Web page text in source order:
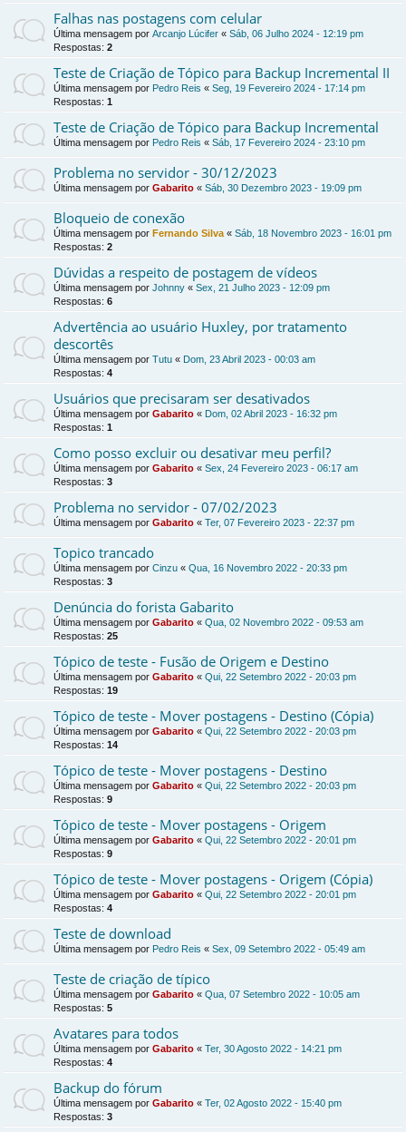
Falhas nas postagens com celular
Última mensagem por Arcanjo Lúcifer « Sáb, 06 Julho 2024 - 12:19 pm
Respostas: 2
Teste de Criação de Tópico para Backup Incremental II
Última mensagem por Pedro Reis « Seg, 19 Fevereiro 2024 - 17:14 pm
Respostas: 1
Teste de Criação de Tópico para Backup Incremental
Última mensagem por Pedro Reis « Sáb, 17 Fevereiro 2024 - 23:10 pm
Problema no servidor - 30/12/2023
Última mensagem por Gabarito « Sáb, 30 Dezembro 2023 - 19:09 pm
Bloqueio de conexão
Última mensagem por Fernando Silva« Sáb, 18 Novembro 2023 - 16:01 pm
Respostas: 2
Dúvidas a respeito de postagem de vídeos
Última mensagem por Johnny « Sex, 21 Julho 2023 - 12:09 pm
Respostas: 6
Advertência ao usuário Huxley, por tratamento
descortês
Última mensagem por Tutu « Dom, 23 Abril 2023 - 00:03 am
Respostas: 4
Usuários que precisaram ser desativados
Última mensagem por Gabarito « Dom, 02 Abril 2023 - 16:32 pm
Respostas: 1
Como posso excluir ou desativar meu perfil?
Última mensagem por Gabarito « Sex, 24 Fevereiro 2023 - 06:17 am
Respostas: 3
Problema no servidor - 07/02/2023
Última mensagem por Gabarito « Ter, 07 Fevereiro 2023 - 22:37 pm
Topico trancado
Última mensagem por Cinzu « Qua, 16 Novembro 2022 - 20:33 pm
Respostas: 3
Denúncia do forista Gabarito
Última mensagem por Gabarito « Qua, 02 Novembro 2022 - 09:53 am
Respostas: 25
Tópico de teste - Fusão de Origem e Destino
Última mensagem por Gabarito « Qui, 22 Setembro 2022 - 20:03 pm
Respostas: 19
Tópico de teste - Mover postagens - Destino (Cópia)
Última mensagem por Gabarito « Qui, 22 Setembro 2022 - 20:03 pm
Respostas: 14
Tópico de teste - Mover postagens - Destino
Última mensagem por Gabarito « Qui, 22 Setembro 2022 - 20:03 pm
Respostas: 9
Tópico de teste - Mover postagens - Origem
Última mensagem por Gabarito « Qui, 22 Setembro 2022 - 20:01 pm
Respostas: 9
Tópico de teste - Mover postagens - Origem (Cópia)
Última mensagem por Gabarito « Qui, 22 Setembro 2022 - 20:01 pm
Respostas: 4
Teste de download
Última mensagem por Pedro Reis « Sex, 09 Setembro 2022 - 05:49 am
Teste de criação de típico
Última mensagem por Gabarito « Qua, 07 Setembro 2022 - 10:05 am
Respostas: 5
Avatares para todos
Última mensagem por Gabarito « Ter, 30 Agosto 2022 - 14:21 pm
Respostas: 4
Backup do fórum
Última mensagem por Gabarito « Ter, 02 Agosto 2022 - 15:40 pm
Respostas: 3